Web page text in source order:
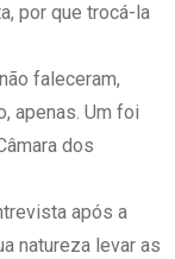
por que trocá-la
faleceram,
apenas. Um foi
dos
após a
natureza levar as